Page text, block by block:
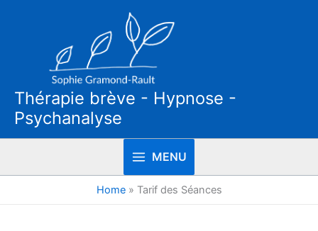
Thérapie brève - Hypnose -
Psychanalyse
MENU
Home» Tarif des Séances